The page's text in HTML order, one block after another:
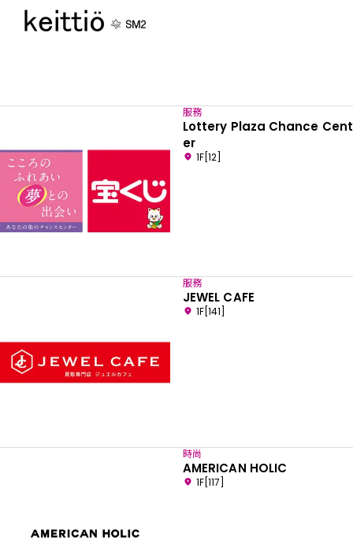
服務
Lottery Plaza Chance Cent
er
1F[12]
服務
JEWEL CAFE
1F[141]
時尚
AMERICAN HOLIC
1F[117]